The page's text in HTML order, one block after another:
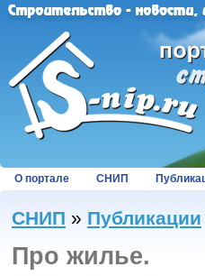
О портале СНИП
СНИП » Публикации
Про жилье.